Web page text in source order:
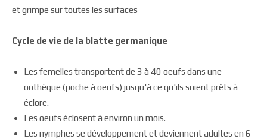
et grimpe sur toutes les surfaces
Cycle de vie de la blatte germanique
Les femelles transportent de 3 à 40 oeufs dans une
oothèque (poche à oeufs) jusqu'à ce qu'ils soient prêts à
éclore.
Les oeufs éclosent à environ un mois.
Les nymphes se développement et deviennent adultes en 6